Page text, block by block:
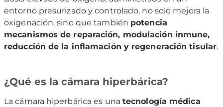
entorno presurizado y controlado, no solo mejora la
oxigenación, sino que también potencia
mecanismos de reparación, modulación inmune,
reducción de la inflamación y regeneración tisular.
¿Qué es la cámara hiperbárica?
La cámara hiperbárica es una tecnología médica